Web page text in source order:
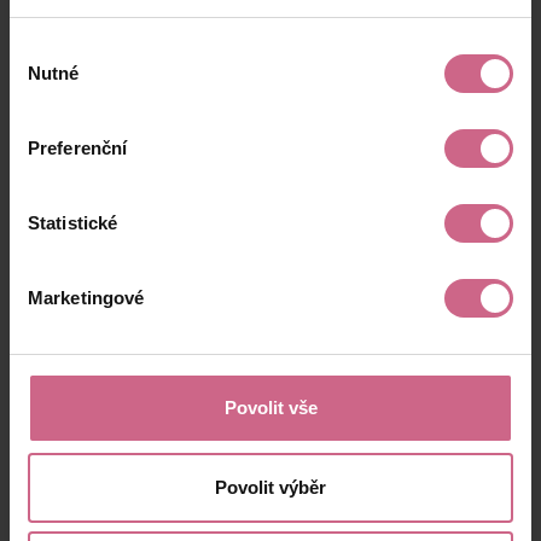
souhlasu
Nutné
Preferenční
Statistické
Marketingové
Povolit vše
Povolit výběr